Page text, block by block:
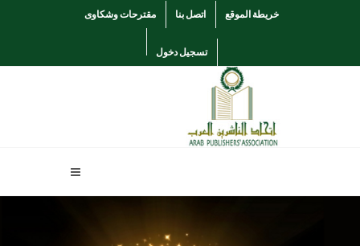
خريطة الموقع اتصل بنا مقترحات وشكاوى
تسجيل دخول